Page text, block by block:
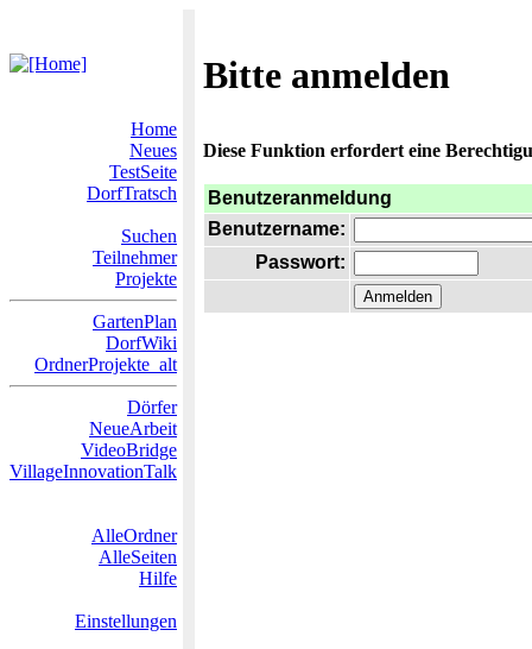
Bitte anmelden
Home
Neues
TestSeite
DorfTratsch
Suchen
Teilnehmer
Projekte
GartenPlan
DorfWiki
OrdnerProjekte_alt
Dörfer
NeueArbeit
VideoBridge
VillageInnovationTalk
AlleOrdner
AlleSeiten
Hilfe
Einstellungen
Diese Funktion erfordert eine
Benutzeranmeldung
Benutzername:
Passwort: